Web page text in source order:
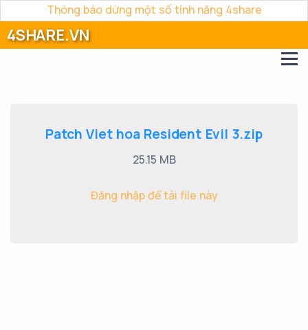
Thông báo dừng một số tính năng 4share
4SHARE.VN
Patch Viet hoa Resident Evil 3.zip
25.15 MB
Đăng nhập để tải file này